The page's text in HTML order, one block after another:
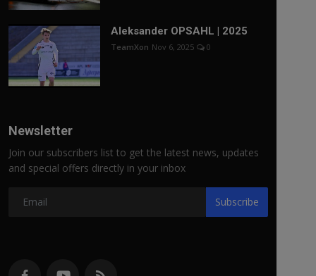
Aleksander OPSAHL | 2025
TeamXon Nov 6, 2025 0
Newsletter
Join our subscribers list to get the latest news, updates
and special offers directly in your inbox
Subscribe